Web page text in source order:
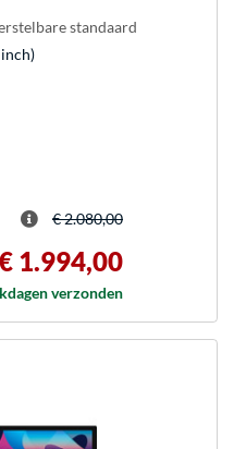
standaard
€ 2.080,00
1.994,00
verzonden